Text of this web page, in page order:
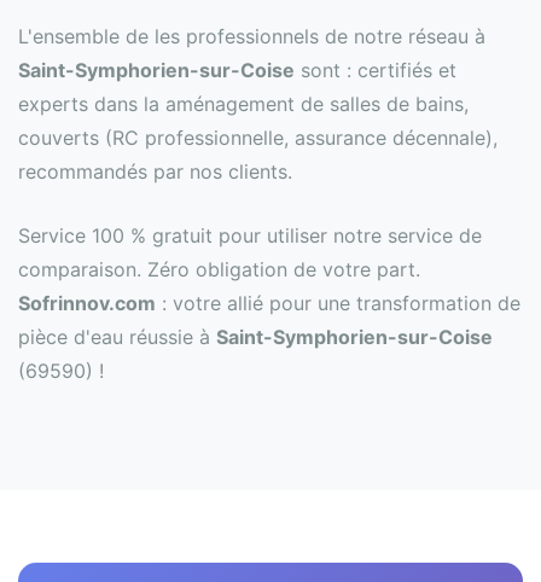
L'ensemble de les professionnels de notre réseau à
Saint-Symphorien-sur-Coise sont : certifiés et
experts dans la aménagement de salles de bains,
couverts (RC professionnelle, assurance décennale),
recommandés par nos clients.
Service 100 % gratuit pour utiliser notre service de
comparaison. Zéro obligation de votre part.
Sofrinnov.com : votre allié pour une transformation de
pièce d'eau réussie à Saint-Symphorien-sur-Coise
(69590) !